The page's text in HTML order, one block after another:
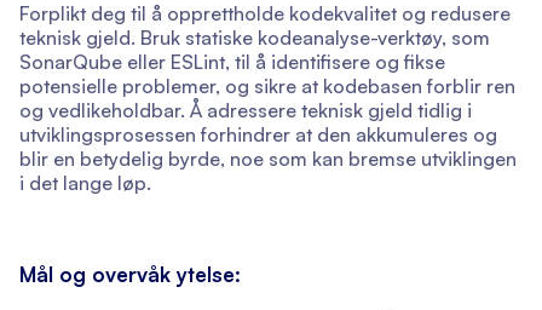
Forplikt deg til å opprettholde kodekvalitet og redusere
teknisk gjeld. Bruk statiske kodeanalyse-verktøy, som
SonarQube eller ESLint, til å identifisere og fikse
potensielle problemer, og sikre at kodebasen forblir ren
og vedlikeholdbar. Å adressere teknisk gjeld tidlig i
utviklingsprosessen forhindrer at den akkumuleres og
blir en betydelig byrde, noe som kan bremse utviklingen
i det lange løp.
Mål og overvåk ytelse: